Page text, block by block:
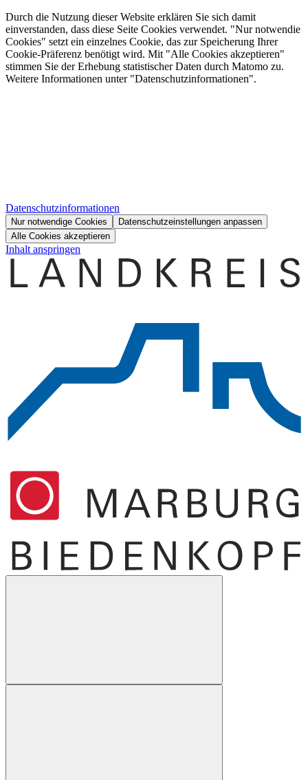
Durch die Nutzung dieser Website erklären Sie sich damit
einverstanden, dass diese Seite Cookies verwendet. "Nur notwendie
Cookies" setzt ein einzelnes Cookie, das zur Speicherung Ihrer
Cookie-Präferenz benötigt wird. Mit "Alle Cookies akzeptieren"
stimmen Sie der Erhebung statistischer Daten durch Matomo zu.
Weitere Informationen unter "Datenschutzinformationen".
Datenschutzinformationen
Nur notwendige Cookies
Datenschutzeinstellungen anpassen
Alle Cookies akzeptieren
Inhalt anspringen